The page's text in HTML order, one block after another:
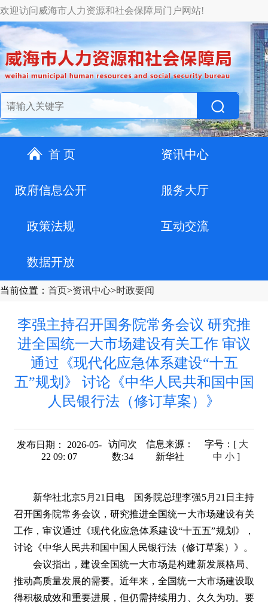
欢迎访问威海市人力资源和社会保障局门户网站!
首 页 资讯中心
政府信息公开 服务大厅
政策法规 互动交流
数据开放
当前位置 ： 首页>资讯中心>时政要闻
李强主持召开国务院常务会议 研究推
进全国统一大市场建设有关工作 审议
通过《现代化应急体系建设“十五
五”规划》 讨论《中华人民共和国中国
人民银行法（修订草案）》
发布日期： 2026-05-
22 09: 07
访问次
数:34
信息来源：
新华社
字号：[ 大
中 小]
新华社北京5月21日电 国务院总理李强5月21日主持
召开国务院常务会议，研究推进全国统一大市场建设有关
工作，审议通过《现代化应急体系建设“十五五”规划》，
讨论《中华人民共和国中国人民银行法（修订草案）》。
会议指出，建设全国统一大市场是构建新发展格局、
推动高质量发展的需要。近年来，全国统一大市场建设取
得积极成效和重要进展，但仍需持续用力、久久为功。要